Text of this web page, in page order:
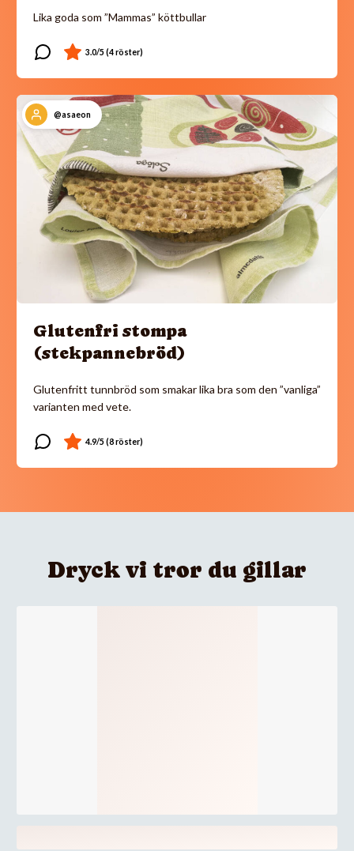
Lika goda som ”Mammas” köttbullar
@asaeon
Glutenfri stompa
(stekpannebröd)
Glutenfritt tunnbröd som smakar lika bra som den ”vanliga”
varianten med vete.
Dryck vi tror du gillar